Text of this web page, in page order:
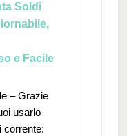
Soldi
e Facile
– Grazie
usarlo
corrente: